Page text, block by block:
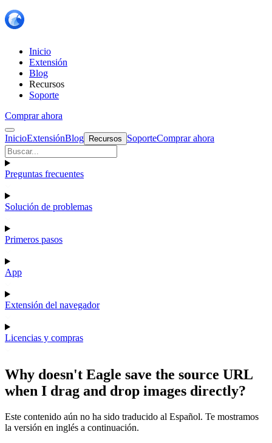
Inicio
Extensión
Blog
Recursos
Soporte
Comprar ahora
InicioExtensiónBlog Recursos SoporteComprar ahora
Preguntas frecuentes
Solución de problemas
Primeros pasos
App
Extensión del navegador
Licencias y compras
Why doesn't Eagle save the source URL
when I drag and drop images directly?
Este contenido aún no ha sido traducido al Español. Te mostramos
la versión en inglés a continuación.